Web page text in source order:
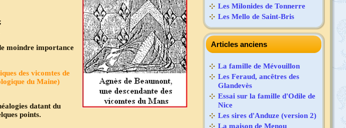
;
moindre importance
des vicomtes de
du Maine)
datant du
points.
Les Milonides de Tonnerre
Les Mello de Saint-Bris
Articles anciens
La famille de Mévouillon
Les Feraud, ancêtres des
Glandevès
Essai sur la famille d'Odile de
Nice
Les sires d'Anduze (version 2)
La maison de Menou